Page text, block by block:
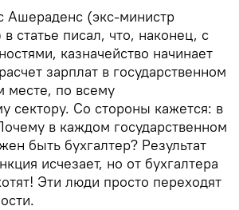
Ашераденс (экс-министр
статье писал, что, наконец, с
казначейство начинает
зарплат в государственном
месте, по всему
сектору. Со стороны кажется: в
в каждом государственном
быть бухгалтер? Результат
исчезает, но от бухгалтера
Эти люди просто переходят